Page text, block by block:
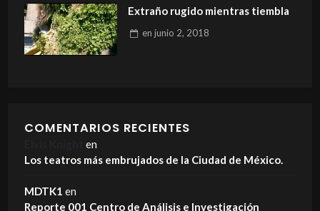
Extraño rugido mientras tiembla
en junio 2, 2018
COMENTARIOS RECIENTES
en
Los teatros más embrujados de la Ciudad de México.
MDTK1 en
Reporte 001 Centro de Análisis e Investigación